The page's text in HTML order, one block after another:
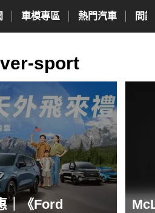
車模專區 熱門汽車 間
sport
｜《Ford